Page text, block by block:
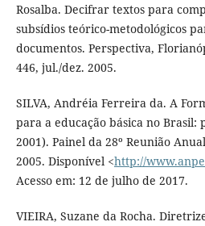
Rosalba. Decifrar textos para
subsídios teórico-metodológicos
documentos. Perspectiva,
446, jul./dez. 2005.
SILVA, Andréia Ferreira da. A
para a educação básica no Brasil:
2001). Painel da 28º Reunião
2005. Disponível <http://
Acesso em: 12 de julho de 2017.
VIEIRA, Suzane da Rocha.